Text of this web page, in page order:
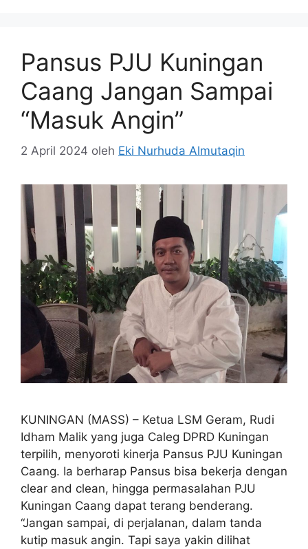
Pansus PJU Kuningan
Caang Jangan Sampai
“Masuk Angin”
2 April 2024 oleh Eki Nurhuda Almutaqin
KUNINGAN (MASS) – Ketua LSM Geram, Rudi
Idham Malik yang juga Caleg DPRD Kuningan
terpilih, menyoroti kinerja Pansus PJU Kuningan
Caang. Ia berharap Pansus bisa bekerja dengan
clear and clean, hingga permasalahan PJU
Kuningan Caang dapat terang benderang.
“Jangan sampai, di perjalanan, dalam tanda
kutip masuk angin. Tapi saya yakin dilihat